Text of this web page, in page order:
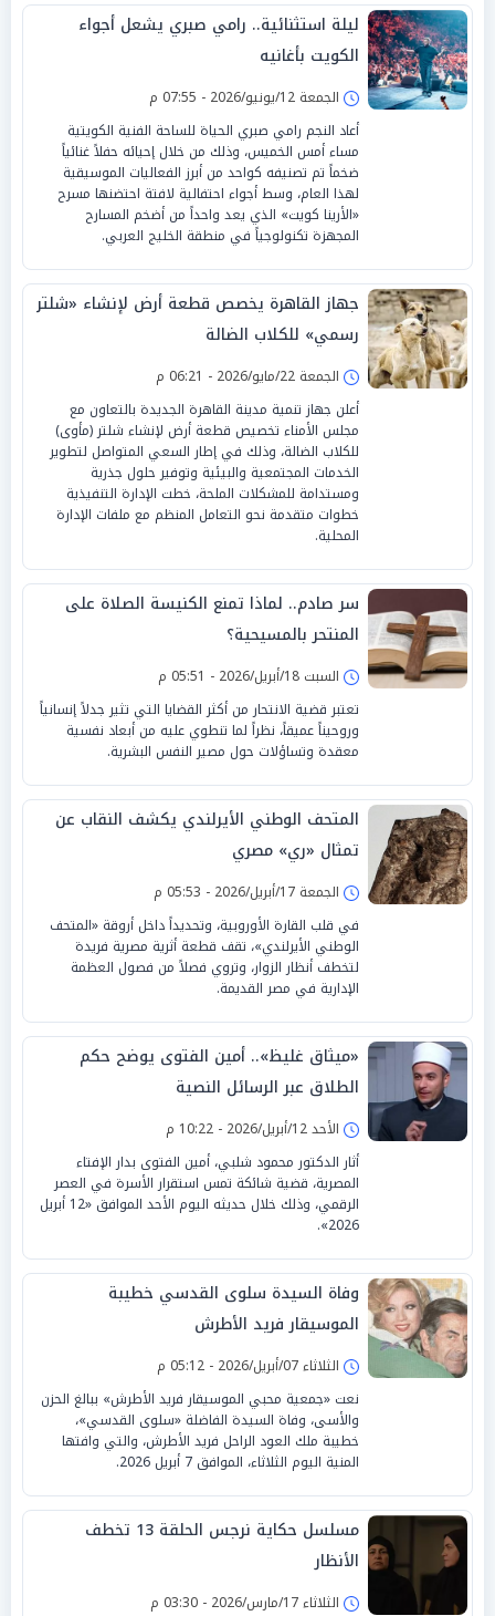
ليلة استثنائية.. رامي صبري يشعل أجواء
الكويت بأغانيه
الجمعة 12/يونيو/2026 - 07:55 م
أعاد النجم رامي صبري الحياة للساحة الفنية الكويتية
مساء أمس الخميس، وذلك من خلال إحيائه حفلاً غنائياً
ضخماً تم تصنيفه كواحد من أبرز الفعاليات الموسيقية
لهذا العام، وسط أجواء احتفالية لافتة احتضنها مسرح
«الأرينا كويت» الذي يعد واحداً من أضخم المسارح
المجهزة تكنولوجياً في منطقة الخليج العربي.
جهاز القاهرة يخصص قطعة أرض لإنشاء «شلتر
رسمي» للكلاب الضالة
الجمعة 22/مايو/2026 - 06:21 م
أعلن جهاز تنمية مدينة القاهرة الجديدة بالتعاون مع
مجلس الأمناء تخصيص قطعة أرض لإنشاء شلتر (مأوى)
للكلاب الضالة، وذلك في إطار السعي المتواصل لتطوير
الخدمات المجتمعية والبيئية وتوفير حلول جذرية
ومستدامة للمشكلات الملحة، خطت الإدارة التنفيذية
خطوات متقدمة نحو التعامل المنظم مع ملفات الإدارة
المحلية.
سر صادم.. لماذا تمنع الكنيسة الصلاة على
المنتحر بالمسيحية؟
السبت 18/أبريل/2026 - 05:51 م
تعتبر قضية الانتحار من أكثر القضايا التي تثير جدلاً إنسانياً
وروحيناً عميقاً، نظراً لما تنطوي عليه من أبعاد نفسية
معقدة وتساؤلات حول مصير النفس البشرية.
المتحف الوطني الأيرلندي يكشف النقاب عن
تمثال «ري» مصري
الجمعة 17/أبريل/2026 - 05:53 م
في قلب القارة الأوروبية، وتحديداً داخل أروقة «المتحف
الوطني الأيرلندي»، تقف قطعة أثرية مصرية فريدة
لتخطف أنظار الزوار، وتروي فصلاً من فصول العظمة
الإدارية في مصر القديمة.
«ميثاق غليظ».. أمين الفتوى يوضح حكم
الطلاق عبر الرسائل النصية
الأحد 12/أبريل/2026 - 10:22 م
أثار الدكتور محمود شلبي، أمين الفتوى بدار الإفتاء
المصرية، قضية شائكة تمس استقرار الأسرة في العصر
الرقمي، وذلك خلال حديثه اليوم الأحد الموافق «12 أبريل
2026».
وفاة السيدة سلوى القدسي خطيبة
الموسيقار فريد الأطرش
الثلاثاء 07/أبريل/2026 - 05:12 م
نعت «جمعية محبي الموسيقار فريد الأطرش» ببالغ الحزن
والأسى، وفاة السيدة الفاضلة «سلوى القدسي»،
خطيبة ملك العود الراحل فريد الأطرش، والتي وافتها
المنية اليوم الثلاثاء، الموافق 7 أبريل 2026.
مسلسل حكاية نرجس الحلقة 13 تخطف
الأنظار
الثلاثاء 17/مارس/2026 - 03:30 م